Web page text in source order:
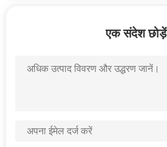
एक संदेश छोड़ें